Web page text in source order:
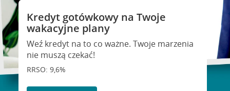
Kredyt gotówkowy na Twoje
wakacyjne plany
Weź kredyt na to co ważne. Twoje marzenia
nie muszą czekać!
RRSO: 9,6%